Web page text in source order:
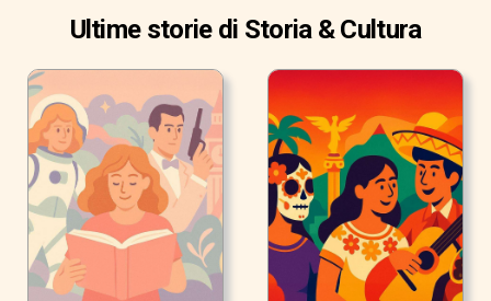
Ultime storie di Storia & Cultura